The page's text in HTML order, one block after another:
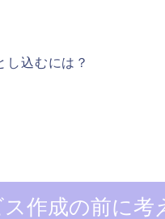
し込むには？
作成の前に考